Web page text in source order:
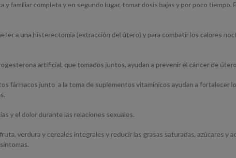
familiar completa y en segundo lugar, tomar dosis bajas y por poco tiempo.
a una histerectomía (extracción del útero) y para combatir los calores
artificial, que tomados juntos, ayudan a prevenir el cáncer de
fármacos junto a la toma de suplementos vitamínicos ayudan a fortalecer
y el dolor durante las relaciones sexuales.
verdura y cereales integrales y reducir las grasas saturadas, azúcares y